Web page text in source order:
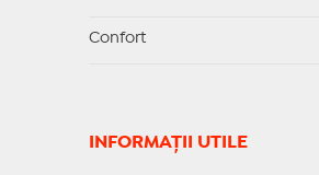
Confort
INFORMAŢII UTILE